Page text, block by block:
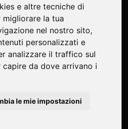
e altre tecniche di
la tua
nel nostro sito,
personalizzati e
analizzare il traffico sul
da dove arrivano i
le mie impostazioni